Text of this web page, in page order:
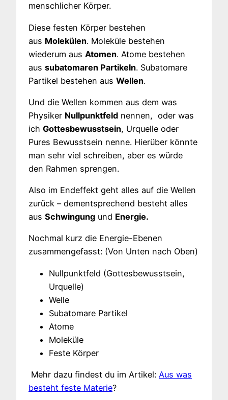
menschlicher Körper.
Diese festen Körper bestehen
aus Molekülen. Moleküle bestehen
wiederum aus Atomen. Atome bestehen
aus subatomaren Partikeln. Subatomare
Partikel bestehen aus Wellen.
Und die Wellen kommen aus dem was
Physiker Nullpunktfeld nennen, oder was
ich Gottesbewusstsein, Urquelle oder
Pures Bewusstsein nenne. Hierüber könnte
man sehr viel schreiben, aber es würde
den Rahmen sprengen.
Also im Endeffekt geht alles auf die Wellen
zurück – dementsprechend besteht alles
aus Schwingung und Energie.
Nochmal kurz die Energie-Ebenen
zusammengefasst: (Von Unten nach Oben)
Nullpunktfeld (Gottesbewusstsein,
Urquelle)
Welle
Subatomare Partikel
Atome
Moleküle
Feste Körper
Mehr dazu findest du im Artikel: Aus was
besteht feste Materie?